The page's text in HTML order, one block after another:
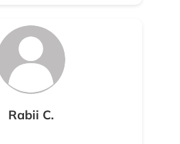
Rabii C.